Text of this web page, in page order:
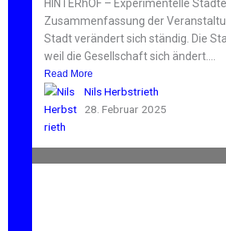
HINTERhOF – Experimentelle
Zusammenfassung der
Stadt verändert sich ständig. Die
weil die Gesellschaft sich ändert....
Read More
Nils Herbstrieth
28. Februar 2025